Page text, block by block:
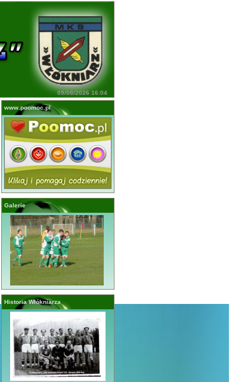
09/08/2026 16:04
www.poomoc.pl
Galerie
Historia Włókniarza